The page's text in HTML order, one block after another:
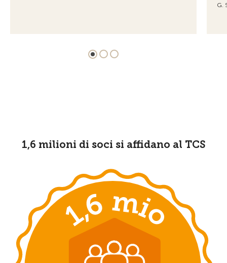
G.
1,6 milioni di soci si affidano al TCS